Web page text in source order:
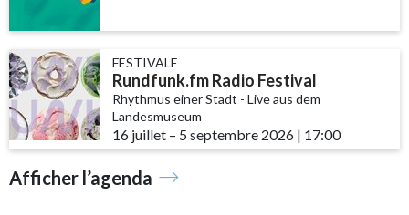
FESTIVALE
Rundfunk.fm Radio Festival
Rhythmus einer Stadt - Live aus dem
Landesmuseum
16 juillet accessibility.time_to
– 5 septembre 2026 | 17:00
Afficher l’agenda